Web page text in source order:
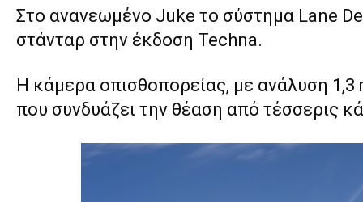
Στο ανανεωμένο Juke το σύστημα Lane
στάνταρ στην έκδοση Techna.
Η κάμερα οπισθοπορείας, με ανάλυση 1,3
που συνδυάζει την θέαση από τέσσερις